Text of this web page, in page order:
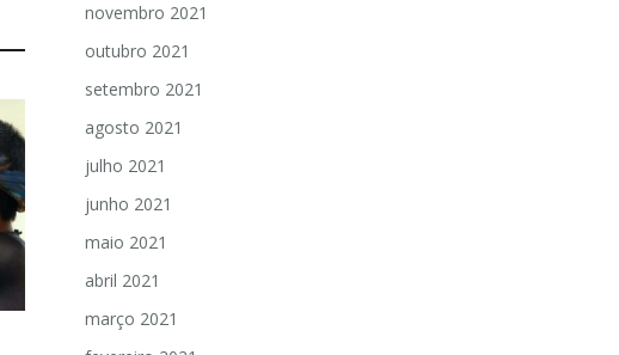
novembro 2021
outubro 2021
setembro 2021
agosto 2021
julho 2021
junho 2021
maio 2021
abril 2021
março 2021